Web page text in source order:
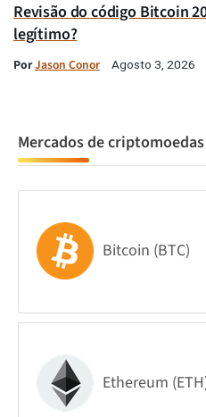
Revisão do código Bitcoin
legítimo?
PorJason Conor Agosto 3, 2026
Mercados de
Bitcoin (BTC)
Ethereum